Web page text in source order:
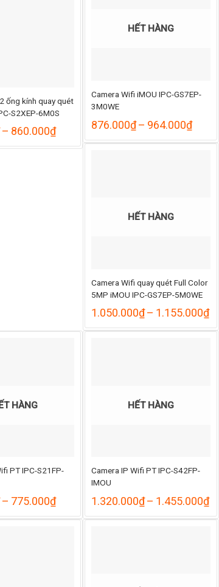
ống kính quay quét
S2XEP-6M0S
– 860.000₫Khoảng
từ
HẾT HÀNG
Camera Wifi iMOU IPC-GS7EP-
3M0WE
876.000₫– 964.000₫
giá:
từ
HẾT HÀNG
Camera Wifi quay quét Full Color
5MP iMOU IPC-GS7EP-5M0WE
1.050.000₫– 1.155.000₫
từ
HÀNG
PT IPC-S21FP-
– 775.000₫Khoảng
giá:
từ
HẾT HÀNG
Camera IP Wifi PT IPC-S42FP-
IMOU
1.320.000₫– 1.455.000₫
từ